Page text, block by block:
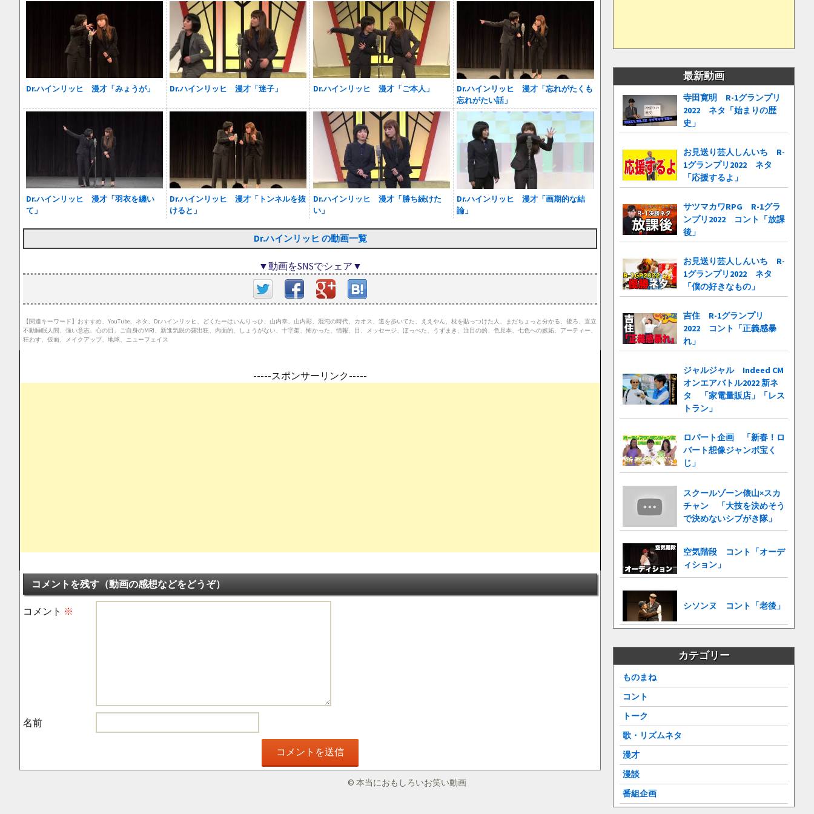
Dr.ハインリッヒ 漫才「みょうが」 Dr.ハインリッヒ 漫才「迷子」 Dr.ハインリッヒ 漫才「ご本人」
Dr.ハインリッヒ 漫才「忘れがたくも
忘れがたい話」
Dr.ハインリッヒ 漫才「羽衣を纏い
て」
Dr.ハインリッヒ 漫才「トンネルを抜
けると」
Dr.ハインリッヒ 漫才「勝ち続けた
い」
Dr.ハインリッヒ 漫才「画期的な結
論」
Dr.ハインリッヒ の動画一覧
▼動画をSNSでシェア▼
【関連キーワード】おすすめ、YouTube、ネタ、Dr.ハインリッヒ、どくたーはいんりっひ、山内幸、山内彩、混沌の時代、カオス、道を歩いてた、ええやん、枕を貼っつけた人、まだちょっと分かる、後ろ、直立
不動睡眠人間、強い意志、心の目、ご自身のMRI、新進気鋭の露出狂、内面的、しょうがない、十字架、怖かった、情報、目、メッセージ、ほっぺた、うずまき、注目の的、色見本、七色への嫉妬、アーティー、
狂わす、仮面、メイクアップ、地球、ニューフェイス
-----スポンサーリンク-----
コメントを残す（動画の感想などをどうぞ）
コメント ※
名前
最新動画
寺田寛明 R-1グランプリ
2022 ネタ「始まりの歴
史」
お見送り芸人しんいち R-
1グランプリ2022 ネタ
「応援するよ」
サツマカワRPG R-1グラ
ンプリ2022 コント「放課
後」
お見送り芸人しんいち R-
1グランプリ2022 ネタ
「僕の好きなもの」
吉住 R-1グランプリ
2022 コント「正義感暴
れ」
ジャルジャル Indeed CM
オンエアバトル2022 新ネ
タ 「家電量販店」「レス
トラン」
ロバート企画 「新春！ロ
バート想像ジャンボ宝く
じ」
スクールゾーン俵山×スカ
チャン 「大技を決めそう
で決めないシブがき隊」
空気階段 コント「オーデ
ィション」
シソンヌ コント「老後」
カテゴリー
ものまね
コント
トーク
歌・リズムネタ
漫才
漫談
番組企画
© 本当におもしろいお笑い動画